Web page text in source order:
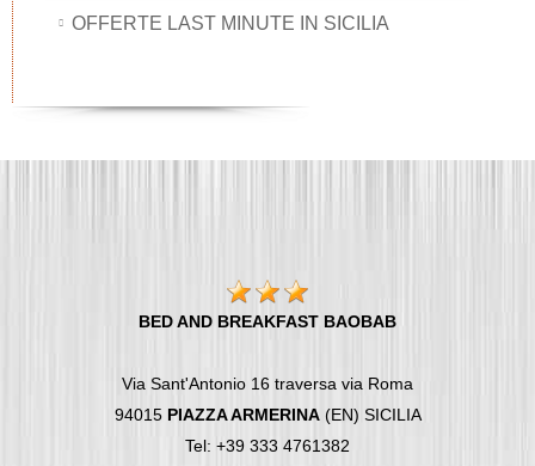
OFFERTE LAST MINUTE IN SICILIA
BED AND BREAKFAST BAOBAB
Via Sant'Antonio 16 traversa via Roma
94015 PIAZZA ARMERINA(EN) SICILIA
Tel: +39 333 4761382